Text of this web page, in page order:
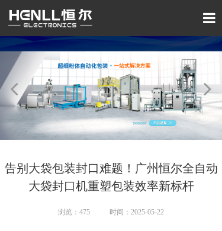
网
产
新
告别大袋包装封口难题！广州恒尔全自动
大袋封口机重塑包装效率新标杆
浏览： 475 时间：2025-05-22